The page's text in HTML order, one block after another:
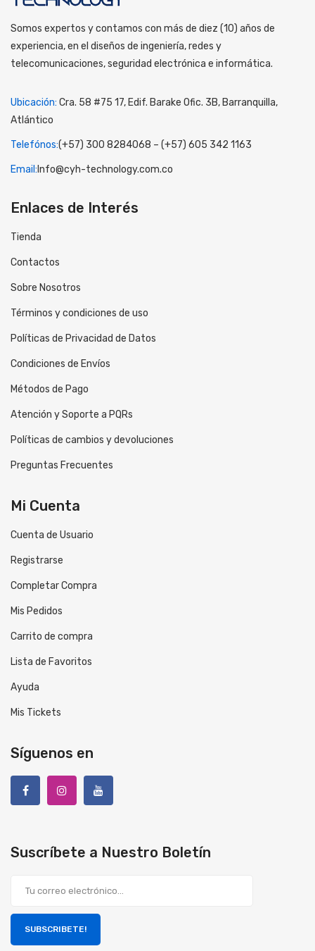
Somos expertos y contamos con más de diez (10) años de
experiencia, en el diseños de ingeniería, redes y
telecomunicaciones, seguridad electrónica e informática.
Ubicación: Cra. 58 #75 17, Edif. Barake Ofic. 3B, Barranquilla,
Atlántico
Telefónos:(+57) 300 8284068 – (+57) 605 342 1163
Email:Info@cyh-technology.com.co
Enlaces de Interés
Tienda
Contactos
Sobre Nosotros
Términos y condiciones de uso
Políticas de Privacidad de Datos
Condiciones de Envíos
Métodos de Pago
Atención y Soporte a PQRs
Políticas de cambios y devoluciones
Preguntas Frecuentes
Mi Cuenta
Cuenta de Usuario
Registrarse
Completar Compra
Mis Pedidos
Carrito de compra
Lista de Favoritos
Ayuda
Mis Tickets
Síguenos en
Suscríbete a Nuestro Boletín
SUBSCRIBETE!